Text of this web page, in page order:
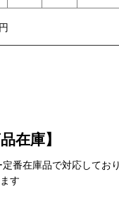
在庫】
在庫品で対応してお
す